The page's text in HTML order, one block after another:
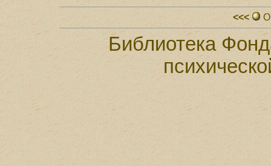
<<<
Библиотека